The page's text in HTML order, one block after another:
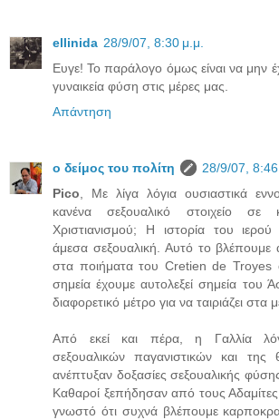
ellinida 28/9/07, 8:30 μ.μ.
Ευγε! Το παράλογο όμως είναι να μην
γυναικεία φύση στις μέρες μας.
Απάντηση
ο δείμος του πολίτη
28/9/07, 8:46
Pico , Με λίγα λόγια ουσιαστικά
κανένα σεξουαλικό στοιχείο σε
Χριστιανισμού; Η ιστορία του ιερού
άμεσα σεξουαλική. Αυτό το βλέπουμε
στα ποιήματα του Cretien de Troyes
σημεία έχουμε αυτολεξεί σημεία του
διαφορετικό μέτρο για να ταιριάζει στα
Από εκεί και πέρα, η Γαλλία
σεξουαλικών παγανιστικών και της
ανέπτυξαν δοξασίες σεξουαλικής
Καθαροί ξεπήδησαν από τους
γνωστό ότι συχνά βλέπουμε